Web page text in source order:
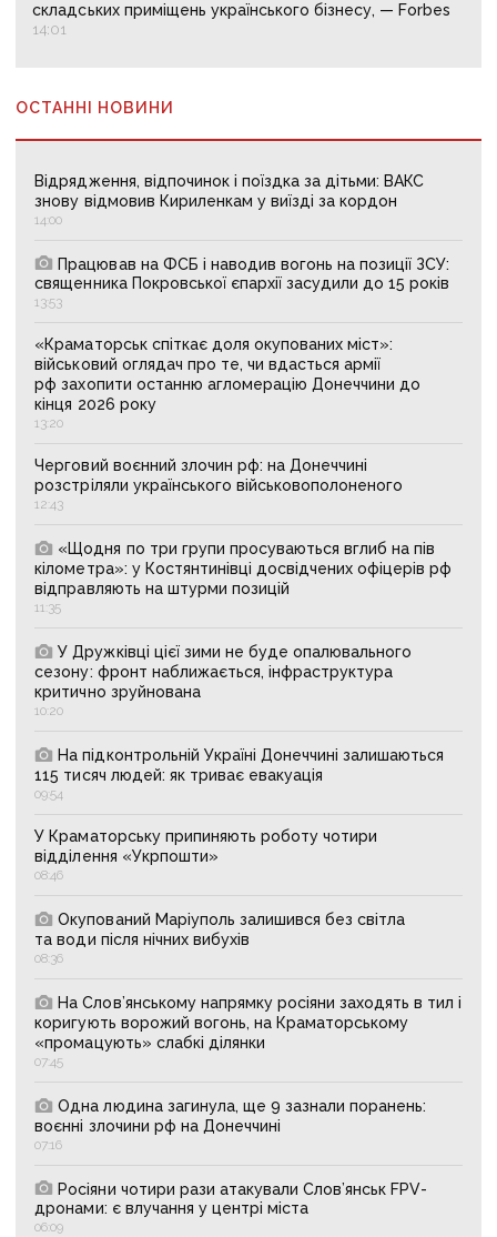
складських приміщень українського бізнесу, — Forbes
14:01
ОСТАННІ НОВИНИ
Відрядження, відпочинок і поїздка за дітьми: ВАКС
знову відмовив Кириленкам у виїзді за кордон
14:00
Працював на ФСБ і наводив вогонь на позиції ЗСУ:
священника Покровської єпархії засудили до 15 років
13:53
«Краматорськ спіткає доля окупованих міст»:
військовий оглядач про те, чи вдасться армії
рф захопити останню агломерацію Донеччини до
кінця 2026 року
13:20
Черговий воєнний злочин рф: на Донеччині
розстріляли українського військовополоненого
12:43
«Щодня по три групи просуваються вглиб на пів
кілометра»: у Костянтинівці досвідчених офіцерів рф
відправляють на штурми позицій
11:35
У Дружківці цієї зими не буде опалювального
сезону: фронт наближається, інфраструктура
критично зруйнована
10:20
На підконтрольній Україні Донеччині залишаються
115 тисяч людей: як триває евакуація
09:54
У Краматорську припиняють роботу чотири
відділення «Укрпошти»
08:46
Окупований Маріуполь залишився без світла
та води після нічних вибухів
08:36
На Слов’янському напрямку росіяни заходять в тил і
коригують ворожий вогонь, на Краматорському
«промацують» слабкі ділянки
07:45
Одна людина загинула, ще 9 зазнали поранень:
воєнні злочини рф на Донеччині
07:16
Росіяни чотири рази атакували Слов’янськ FPV-
дронами: є влучання у центрі міста
06:09